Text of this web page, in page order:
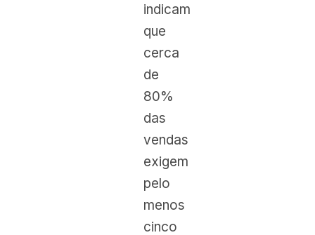
indicam
que
cerca
de
80%
das
vendas
exigem
pelo
menos
cinco